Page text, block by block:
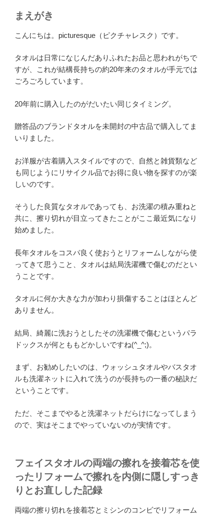
まえがき
こんにちは。picturesque（ピクチャレスク）です。
タオルは日常になじんだありふれたお品と思われがちで
すが、これが結構長持ちの約20年来のタオルが手元では
ごろごろしています。
20年前に購入したのがだいたい同じタイミング。
贈答品のブランドタオルを未開封の中古品で購入してま
いりました。
お洋服が古着購入スタイルですので、自然と雑貨類など
も同じようにリサイクル品でお得に良い物を探すのが楽
しいのです。
そうした良質なタオルであっても、お洗濯の積み重ねと
共に、擦り切れが目立ってきたことがここ最近気になり
始めました。
長年タオルをコスパ良く使おうとリフォームしながら使
ってきて思うこと、タオルは結局洗濯機で傷むのだとい
うことです。
タオルに何か大きな力が加わり損傷することはほとんど
ありません。
結局、綺麗に洗おうとしたその洗濯機で傷むというパラ
ドックスが何とももどかしいですね(^_^;)。
まず、お勧めしたいのは、ウォッシュタオルやバスタオ
ルも洗濯ネットに入れて洗うのが長持ちの一番の秘訣だ
ということです。
ただ、そこまでやると洗濯ネットだらけになってしまう
ので、実はそこまでやっていないのが実情です。
フェイスタオルの両端の擦れを接着芯を使
ったリフォームで擦れを内側に隠しすっき
りとお直しした記録
両端の擦り切れを接着芯とミシンのコンビでリフォーム